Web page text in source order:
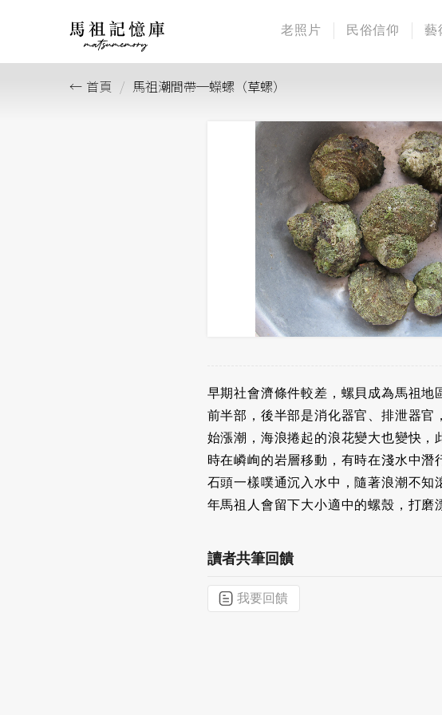
老照片 民俗信仰 藝
首頁 馬祖潮間帶─蠑螺（草螺）
早期社會濟條件較差，螺貝成為馬祖
前半部，後半部是消化器官、排泄器
始漲潮，海浪捲起的浪花變大也變快
時在嶙峋的岩層移動，有時在淺水中
石頭一樣噗通沉入水中，隨著浪潮不
年馬祖人會留下大小適中的螺殼，打磨
讀者共筆回饋
我要回饋